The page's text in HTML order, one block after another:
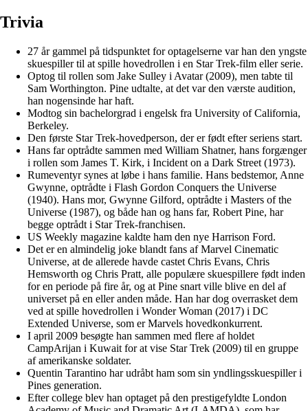
Trivia
27 år gammel på tidspunktet for optagelserne var han den yngste
skuespiller til at spille hovedrollen i en Star Trek-film eller serie.
Optog til rollen som Jake Sulley i Avatar (2009), men tabte til
Sam Worthington. Pine udtalte, at det var den værste audition,
han nogensinde har haft.
Modtog sin bachelorgrad i engelsk fra University of California,
Berkeley.
Den første Star Trek-hovedperson, der er født efter seriens start.
Hans far optrådte sammen med William Shatner, hans forgænger
i rollen som James T. Kirk, i Incident on a Dark Street (1973).
Rumeventyr synes at løbe i hans familie. Hans bedstemor, Anne
Gwynne, optrådte i Flash Gordon Conquers the Universe
(1940). Hans mor, Gwynne Gilford, optrådte i Masters of the
Universe (1987), og både han og hans far, Robert Pine, har
begge optrådt i Star Trek-franchisen.
US Weekly magazine kaldte ham den nye Harrison Ford.
Det er en almindelig joke blandt fans af Marvel Cinematic
Universe, at de allerede havde castet Chris Evans, Chris
Hemsworth og Chris Pratt, alle populære skuespillere født inden
for en periode på fire år, og at Pine snart ville blive en del af
universet på en eller anden måde. Han har dog overrasket dem
ved at spille hovedrollen i Wonder Woman (2017) i DC
Extended Universe, som er Marvels hovedkonkurrent.
I april 2009 besøgte han sammen med flere af holdet
CampArijan i Kuwait for at vise Star Trek (2009) til en gruppe
af amerikanske soldater.
Quentin Tarantino har udråbt ham som sin yndlingsskuespiller i
Pines generation.
Efter college blev han optaget på den prestigefyldte London